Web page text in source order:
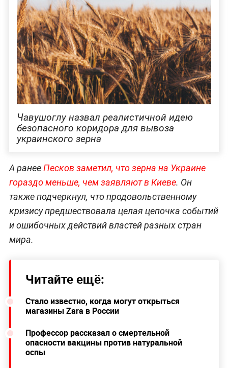
Чавушоглу назвал реалистичной идею
безопасного коридора для вывоза
украинского зерна
А ранееПесков заметил, что зерна на Украине
гораздо меньше, чем заявляют в Киеве. Он
также подчеркнул, что продовольственному
кризису предшествовала целая цепочка событий
и ошибочных действий властей разных стран
мира.
Читайте ещё:
Стало известно, когда могут открыться
магазины Zara в России
Профессор рассказал о смертельной
опасности вакцины против натуральной
оспы